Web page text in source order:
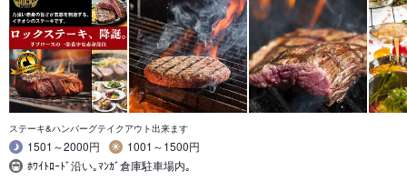
ステーキ&ハンバーグテイクアウト出来ます
1501～2000円
1001～1500円
ﾎﾜｲﾄﾛｰﾄﾞ沿い｡ﾏﾝｶﾞ倉庫駐車場内｡